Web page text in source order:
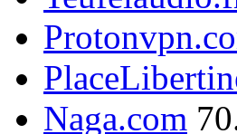
Naga.com